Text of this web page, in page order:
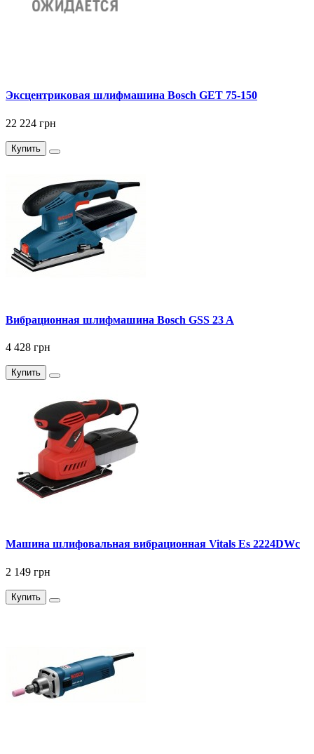
Эксцентриковая шлифмашина Bosch GET 75-150
22 224 грн
Купить
Вибрационная шлифмашина Bosch GSS 23 A
4 428 грн
Купить
Машина шлифовальная вибрационная Vitals Es 2224DWc
2 149 грн
Купить